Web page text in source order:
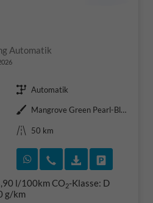
Automatik
Getriebe Automatik
Außenfarbe
Mangrove Green Pearl-Black Roof
Kilometerstand 50 km
Rückruf vereinbaren
Wir rufen Sie an
l/100kmCO2-Klasse: D
g/km